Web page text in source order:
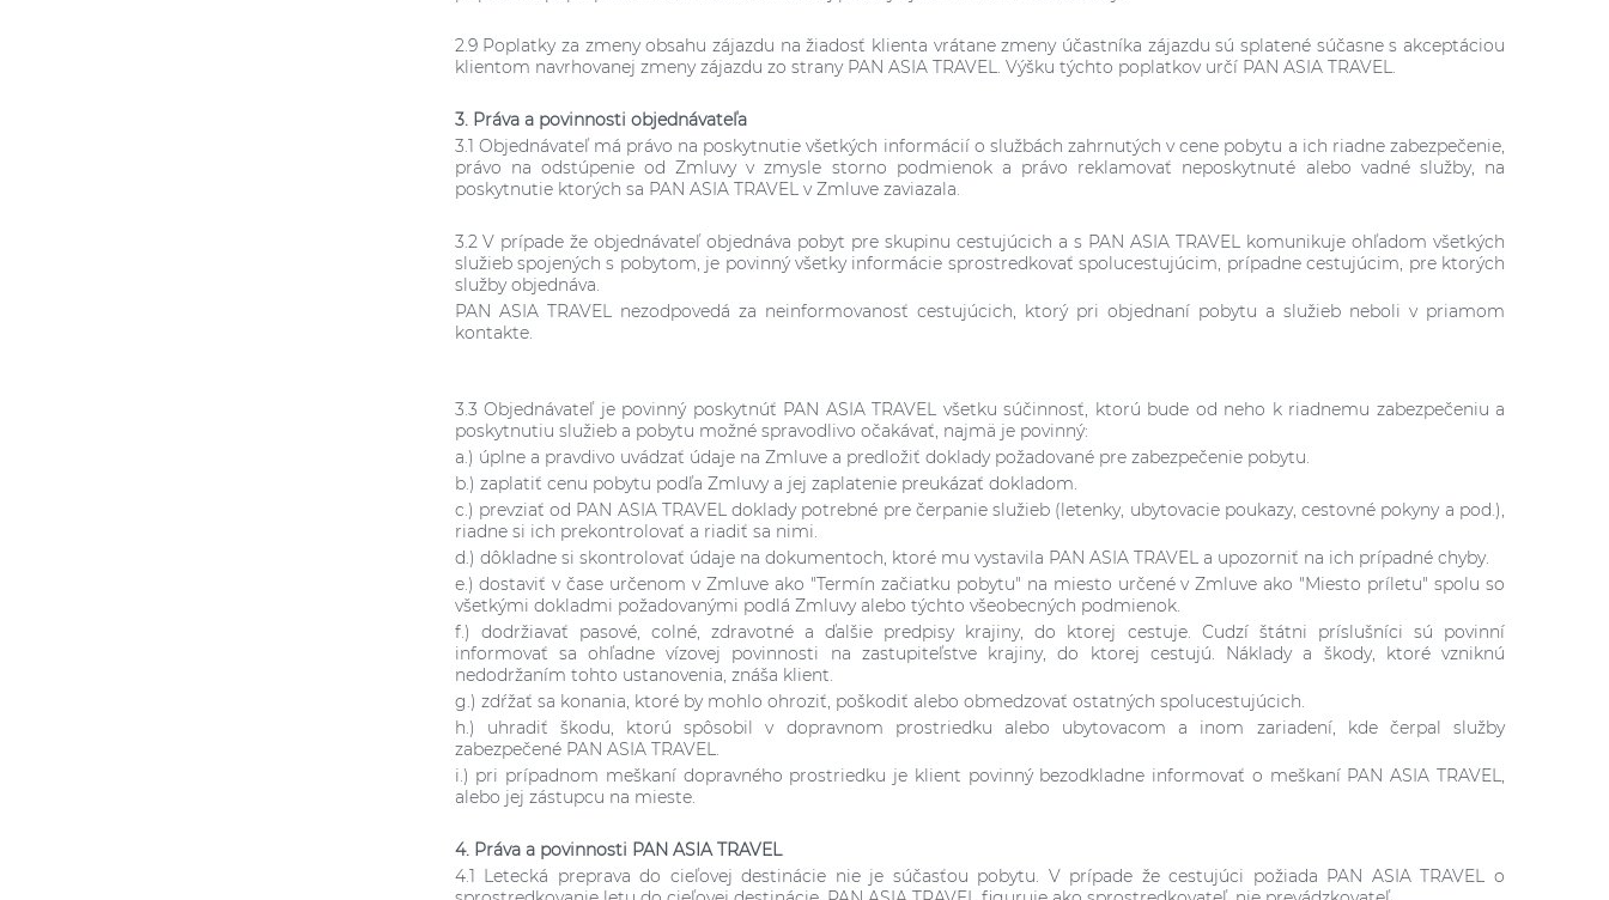
2.9 Poplatky za zmeny obsahu zájazdu na žiadosť klienta vrátane zmeny účastníka zájazdu sú splatené súčasne s akceptáciou
klientom navrhovanej zmeny zájazdu zo strany PAN ASIA TRAVEL. Výšku týchto poplatkov určí PAN ASIA TRAVEL.
3. Práva a povinnosti objednávateľa
3.1 Objednávateľ má právo na poskytnutie všetkých informácií o službách zahrnutých v cene pobytu a ich riadne zabezpečenie,
právo na odstúpenie od Zmluvy v zmysle storno podmienok a právo reklamovať neposkytnuté alebo vadné služby, na
poskytnutie ktorých sa PAN ASIA TRAVEL v Zmluve zaviazala.
3.2 V prípade že objednávateľ objednáva pobyt pre skupinu cestujúcich a s PAN ASIA TRAVEL komunikuje ohľadom všetkých
služieb spojených s pobytom, je povinný všetky informácie sprostredkovať spolucestujúcim, prípadne cestujúcim, pre ktorých
služby objednáva.
PAN ASIA TRAVEL nezodpovedá za neinformovanosť cestujúcich, ktorý pri objednaní pobytu a služieb neboli v priamom
kontakte.
3.3 Objednávateľ je povinný poskytnúť PAN ASIA TRAVEL všetku súčinnosť, ktorú bude od neho k riadnemu zabezpečeniu a
poskytnutiu služieb a pobytu možné spravodlivo očakávať, najmä je povinný:
a.) úplne a pravdivo uvádzať údaje na Zmluve a predložiť doklady požadované pre zabezpečenie pobytu.
b.) zaplatiť cenu pobytu podľa Zmluvy a jej zaplatenie preukázať dokladom.
c.) prevziať od PAN ASIA TRAVEL doklady potrebné pre čerpanie služieb (letenky, ubytovacie poukazy, cestovné pokyny a pod.),
riadne si ich prekontrolovať a riadiť sa nimi.
d.) dôkladne si skontrolovať údaje na dokumentoch, ktoré mu vystavila PAN ASIA TRAVEL a upozorniť na ich prípadné chyby.
e.) dostaviť v čase určenom v Zmluve ako "Termín začiatku pobytu" na miesto určené v Zmluve ako "Miesto príletu" spolu so
všetkými dokladmi požadovanými podlá Zmluvy alebo týchto všeobecných podmienok.
f.) dodržiavať pasové, colné, zdravotné a ďalšie predpisy krajiny, do ktorej cestuje. Cudzí štátni príslušníci sú povinní
informovať sa ohľadne vízovej povinnosti na zastupiteľstve krajiny, do ktorej cestujú. Náklady a škody, ktoré vzniknú
nedodržaním tohto ustanovenia, znáša klient.
g.) zdŕžať sa konania, ktoré by mohlo ohroziť, poškodiť alebo obmedzovať ostatných spolucestujúcich.
h.) uhradiť škodu, ktorú spôsobil v dopravnom prostriedku alebo ubytovacom a inom zariadení, kde čerpal služby
zabezpečené PAN ASIA TRAVEL.
i.) pri prípadnom meškaní dopravného prostriedku je klient povinný bezodkladne informovať o meškaní PAN ASIA TRAVEL,
alebo jej zástupcu na mieste.
4. Práva a povinnosti PAN ASIA TRAVEL
4.1 Letecká preprava do cieľovej destinácie nie je súčasťou pobytu. V prípade že cestujúci požiada PAN ASIA TRAVEL o